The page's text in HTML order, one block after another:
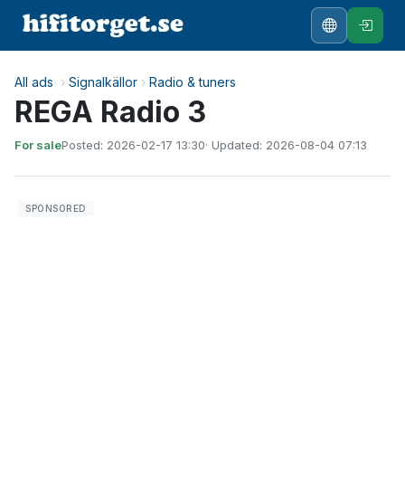
All ads › Signalkällor › Radio & tuners
REGA Radio 3
For salePosted: 2026-02-17 13:30· Updated: 2026-08-04 07:13